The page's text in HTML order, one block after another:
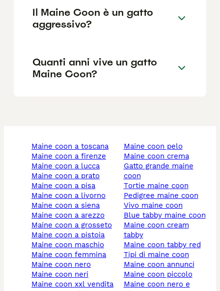
Il Maine Coon è un gatto
aggressivo?
Quanti anni vive un gatto
Maine Coon?
maine coon a toscana
maine coon a firenze
maine coon a lucca
maine coon a prato
maine coon a pisa
maine coon a livorno
maine coon a siena
maine coon a arezzo
maine coon a grosseto
maine coon a pistoia
maine coon maschio
maine coon femmina
maine coon nero
maine coon neri
maine coon xxl vendita
maine coon pelo
maine coon crema
gatto grande maine
coon
tortie maine coon
pedigree maine coon
vivo maine coon
blue tabby maine coon
maine coon cream
tabby
maine coon tabby red
tipi di maine coon
maine coon annunci
maine coon piccolo
maine coon nero e